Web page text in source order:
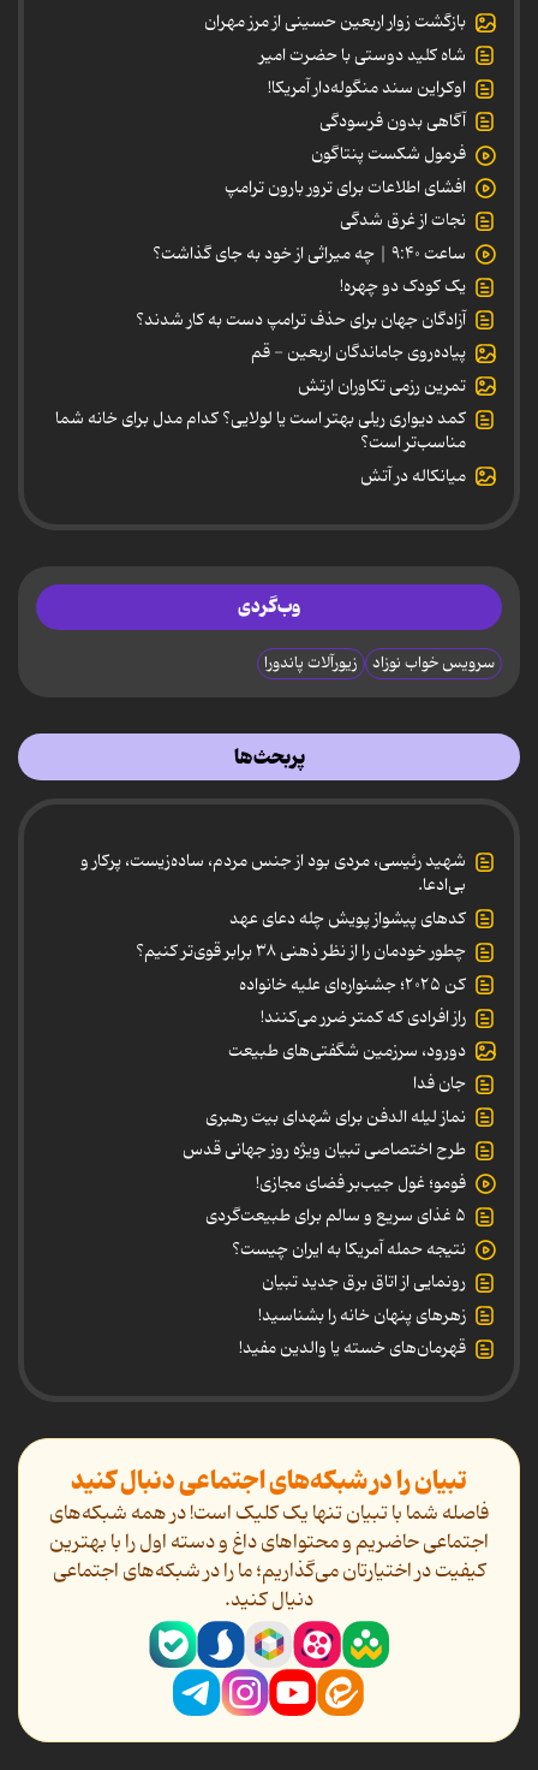
بازگشت زوار اربعین حسینی از مرز مهران
شاه کلید دوستی با حضرت امیر
اوکراین سند منگوله‌دار آمریکا!
آگاهی بدون فرسودگی
فرمول شکست پنتاگون
افشای اطلاعات برای ترور بارون ترامپ
نجات از غرق شدگی
ساعت ۹:۴۰ | چه میراثی از خود به جای گذاشت؟
یک کودک دو چهره!
آزادگان جهان برای حذف ترامپ دست به کار شدند؟
پیاده‌روی جاماندگان اربعین - قم
تمرین رزمی تکاوران ارتش
کمد دیواری ریلی بهتر است یا لولایی؟ کدام مدل برای خانه شما
مناسب‌تر است؟
میانکاله در آتش
وب‌گردی
سرویس خواب نوزاد زیورآلات پاندورا
پربحث‌ها
شهید رئیسی، مردی بود از جنس مردم، ساده‌زیست، پرکار و
بی‌ادعا.
کدهای پیشواز پویش چله دعای عهد
چطور خودمان را از نظر ذهنی ۳۸ برابر قوی‌تر کنیم؟
کن ۲۰۲۵؛ جشنواره‌ای علیه خانواده
راز افرادی که کمتر ضرر می‌کنند!
دورود، سرزمین شگفتی‌های طبیعت
جان فدا
نماز لیله الدفن برای شهدای بیت رهبری
طرح اختصاصی تبیان ویژه روز جهانی قدس
فومو؛ غول جیب‌بر فضای مجازی!
۵ غذای سریع و سالم برای طبیعت‌گردی
نتیجه حمله آمریکا به ایران چیست؟
رونمایی از اتاق برق جدید تبیان
زهرهای پنهان خانه را بشناسید!
قهرمان‌های خسته یا والدین مفید!
تبیان را در شبکه‌های اجتماعی دنبال کنید
فاصله شما با تبیان تنها یک کلیک است! در همه شبکه‌های
اجتماعی حاضریم و محتواهای داغ و دسته اول را با بهترین
کیفیت در اختیارتان می‌گذاریم؛ ما را در شبکه‌های اجتماعی
دنیال کنید.